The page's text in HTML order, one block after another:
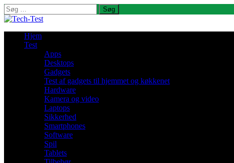
Søg
efter:
Hjem
Test
Apps
Desktops
Gadgets
Test af gadgets til hjemmet og køkkenet
Hardware
Kamera og video
Laptops
Sikkerhed
Smartphones
Software
Spil
Tablets